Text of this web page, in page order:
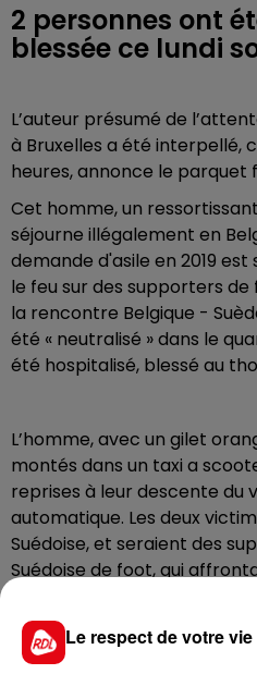
2 personnes ont
blessée ce lundi
L’auteur présumé de
à Bruxelles a été interpellé,
heures, annonce le parquet
Cet homme, un
séjourne illégalement en
demande d'asile en 2019
le feu sur des supporters
la rencontre Belgique -
été « neutralisé » dans le
été hospitalisé, blessé au
L’homme, avec un gilet
montés dans un taxi a
reprises à leur descente du
automatique. Les deux
Suédoise, et seraient des
Suédoise de foot, qui
la Belgique, au stade Roi
qualifs de l’euro 2024. La
les 35 000 supporters
Le respect de votre